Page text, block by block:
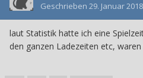
Geschrieben 29. Januar 2018
laut Statistik hatte ich eine
den ganzen Ladezeiten etc,